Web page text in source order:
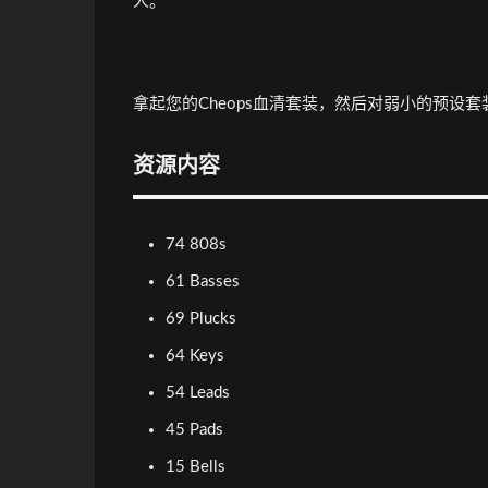
拿起您的Cheops血清套装，然后对弱小的预设套
资源内容
74 808s
61 Basses
69 Plucks
64 Keys
54 Leads
45 Pads
15 Bells